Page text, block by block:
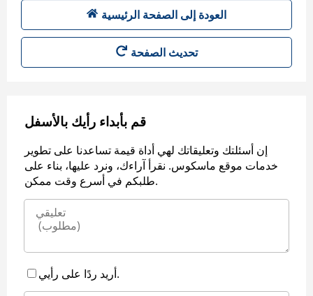
العودة إلى الصفحة الرئيسية
تحديث الصفحة
قم بأبداء رأيك بالأسفل
إن أسئلتك وتعليقاتك لهي أداة قيمة تساعدنا على تطوير
خدمات موقع ماسكوس. نقرأ آراءك، ونرد عليها، بناء على
طلبكم في أسرع وقت ممكن.
أريد ردًا على رأيي.